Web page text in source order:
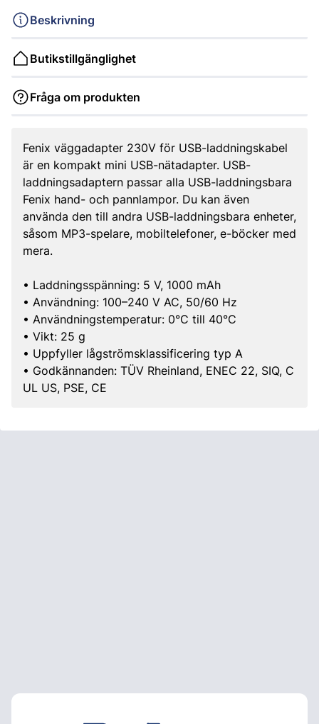
Beskrivning
Butikstillgänglighet
Fråga om produkten
Fenix väggadapter 230V för USB-laddningskabel
är en kompakt mini USB-nätadapter. USB-
laddningsadaptern passar alla USB-laddningsbara
Fenix hand- och pannlampor. Du kan även
använda den till andra USB-laddningsbara enheter,
såsom MP3-spelare, mobiltelefoner, e-böcker med
mera.
• Laddningsspänning: 5 V, 1000 mAh
• Användning: 100–240 V AC, 50/60 Hz
• Användningstemperatur: 0°C till 40°C
• Vikt: 25 g
• Uppfyller lågströmsklassificering typ A
• Godkännanden: TÜV Rheinland, ENEC 22, SIQ, C
UL US, PSE, CE